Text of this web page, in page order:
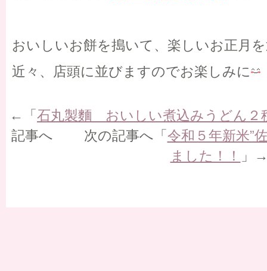
おいしいお餅を搗いて、楽しいお正月
近々、店頭に並びますのでお楽しみに
←「 石丸製麵 おいしい煮込みうどん２
記事へ 次の記事へ「 令和５年新米”
ました！！
」